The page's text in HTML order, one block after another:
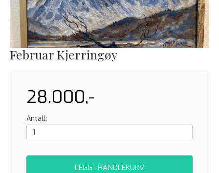
Februar Kjerringøy
28.000,-
Antall:
LEGG I HANDLEKURV